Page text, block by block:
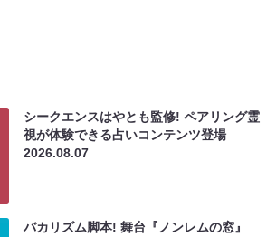
シークエンスはやとも監修! ペアリング霊
視が体験できる占いコンテンツ登場
2026.08.07
バカリズム脚本! 舞台『ノンレムの窓』